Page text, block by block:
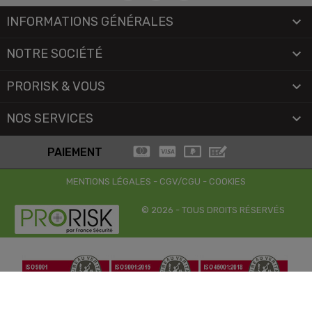
INFORMATIONS GÉNÉRALES 
NOTRE SOCIÉTÉ 
PRORISK & VOUS 
NOS SERVICES 
PAIEMENT
MENTIONS LÉGALES - CGV/CGU - COOKIES
© 2026 - TOUS DROITS RÉSERVÉS